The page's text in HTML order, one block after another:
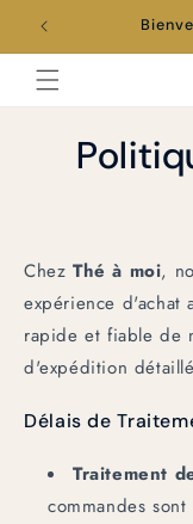
passer
au
contenu
Chez Thé à moi,
expérience d'achat
rapide et fiable de
d'expédition
Délais de
Traitement
commandes